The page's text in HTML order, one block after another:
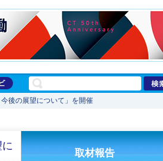
後の展望について」を開催
取材報告